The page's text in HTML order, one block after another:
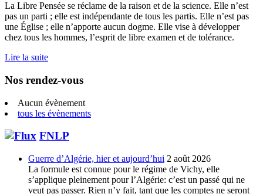
La Libre Pensée se réclame de la raison et de la science. Elle n’est
pas un parti ; elle est indépendante de tous les partis. Elle n’est pas
une Église ; elle n’apporte aucun dogme. Elle vise à développer
chez tous les hommes, l’esprit de libre examen et de tolérance.
Lire la suite
Nos rendez-vous
Aucun évènement
tous les évènements
FNLP
Guerre d’Algérie, hier et aujourd’hui 2 août 2026
La formule est connue pour le régime de Vichy, elle
s’applique pleinement pour l’Algérie: c’est un passé qui ne
veut pas passer. Rien n’y fait, tant que les comptes ne seront